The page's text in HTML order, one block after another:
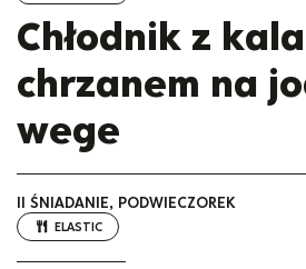
Chłodnik z
chrzanem na
wege
II ŚNIADANIE, PODWIECZOREK
ELASTIC